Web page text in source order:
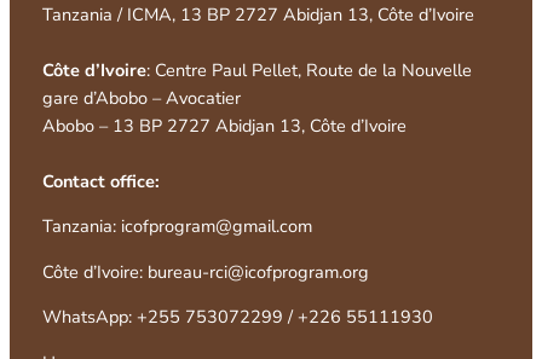
Tanzania / ICMA, 13 BP 2727 Abidjan 13, Côte d’Ivoire
Côte d’Ivoire: Centre Paul Pellet, Route de la Nouvelle
gare d’Abobo – Avocatier
Abobo – 13 BP 2727 Abidjan 13, Côte d’Ivoire
Contact office:
Tanzania: icofprogram@gmail.com
Côte d’Ivoire: bureau-rci@icofprogram.org
WhatsApp: +255 753072299 / +226 55111930